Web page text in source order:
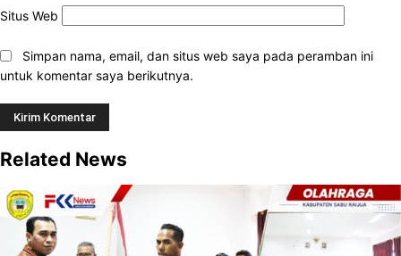
Situs Web
Simpan nama, email, dan situs web saya pada peramban ini
untuk komentar saya berikutnya.
Related News